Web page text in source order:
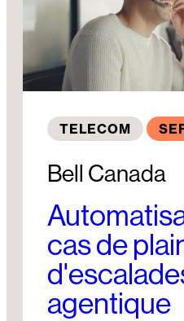
TELECOM
Bell Canada
cas de
agentique